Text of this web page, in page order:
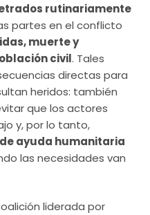
rutinariamente
partes en el conflicto
muerte y
civil. Tales
directas para
heridos: también
que los actores
y, por lo tanto,
ayuda humanitaria
las necesidades van
liderada por